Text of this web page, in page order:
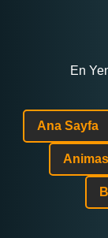
En
Ana Sayfa